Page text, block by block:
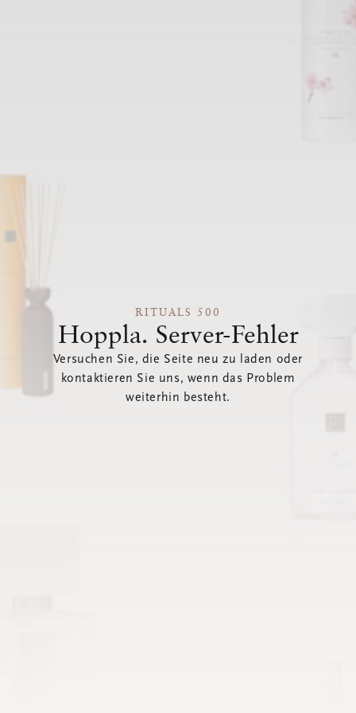
RITUALS 500
Hoppla. Server-Fehler
Versuchen Sie, die Seite neu zu laden oder
kontaktieren Sie uns, wenn das Problem
weiterhin besteht.